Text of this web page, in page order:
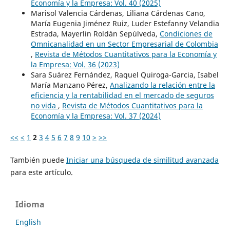
Economía y la Empresa: Vol. 40 (2025)
Marisol Valencia Cárdenas, Liliana Cárdenas Cano,
María Eugenia Jiménez Ruiz, Luder Estefanny Velandia
Estrada, Mayerlin Roldán Sepúlveda, Condiciones de
Omnicanalidad en un Sector Empresarial de Colombia
, Revista de Métodos Cuantitativos para la Economía y
la Empresa: Vol. 36 (2023)
Sara Suárez Fernández, Raquel Quiroga-Garcia, Isabel
María Manzano Pérez, Analizando la relación entre la
eficiencia y la rentabilidad en el mercado de seguros
no vida , Revista de Métodos Cuantitativos para la
Economía y la Empresa: Vol. 37 (2024)
<< < 1 2 3 4 5 6 7 8 9 10 > >>
También puede Iniciar una búsqueda de similitud avanzada
para este artículo.
Idioma
English